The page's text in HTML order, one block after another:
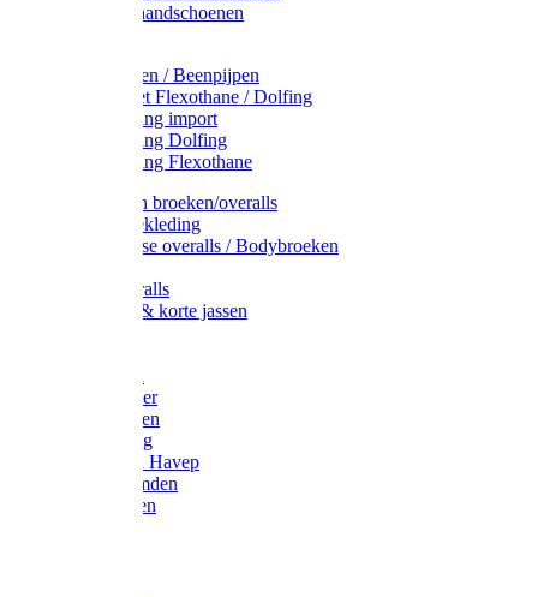
Katoenen handschoenen
Plukmouwen / Beenpijpen
Reparatieset Flexothane / Dolfing
Regenkleding import
Regenkleding Dolfing
Regenkleding Flexothane
Toebehoren broeken/overalls
Signalisatiekleding
Amerikaanse overalls / Bodybroeken
Kinderoveralls
Stofjassen & korte jassen
Bodywarmer
Werkbroeken
Zaagkleding
Werkjassen Havep
Thermohemden
Overhemden